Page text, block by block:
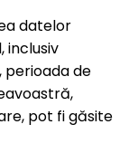
datelor
inclusiv
perioada de
pot fi găsite